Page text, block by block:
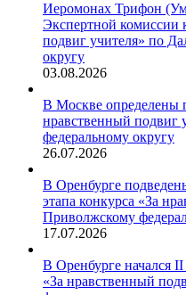
Иеромонах Трифон
Экспертной комиссии
подвиг учителя» по
округу
03.08.2026
В Москве определены
нравственный подвиг
федеральному округу
26.07.2026
В Оренбурге
этапа конкурса «За
Приволжскому
17.07.2026
В Оренбурге начался
«За нравственный